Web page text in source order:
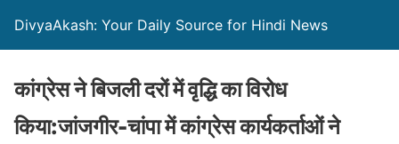
DivyaAkash: Your Daily Source for Hindi News
कांग्रेस ने बिजली दरों में वृद्धि का विरोध
किया:जांजगीर-चांपा में कांग्रेस कार्यकर्ताओं ने